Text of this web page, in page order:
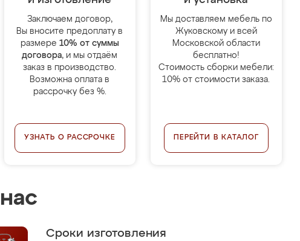
Заключаем договор,
Вы вносите предоплату в
размере 10% от суммы
договора, и мы отдаём
заказ в производство.
Возможна оплата в
рассрочку без %.
УЗНАТЬ О РАССРОЧКЕ
Мы доставляем мебель по
Жуковскому и всей
Московской области
бесплатно!
Стоимость сборки мебели:
10% от стоимости заказа.
ПЕРЕЙТИ В КАТАЛОГ
Сроки изготовления